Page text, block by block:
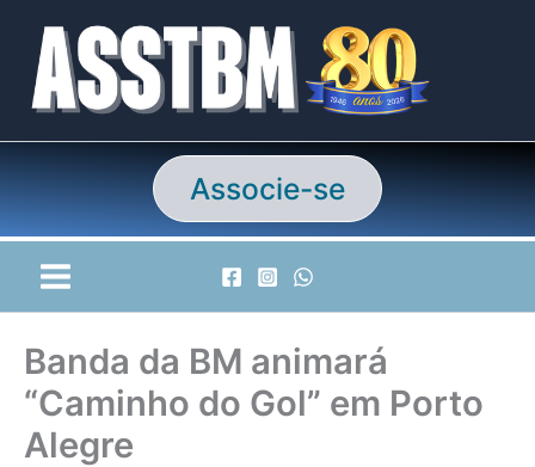
conteúdo
Associe-se
Banda da BM animará
“Caminho do Gol” em Porto
Alegre